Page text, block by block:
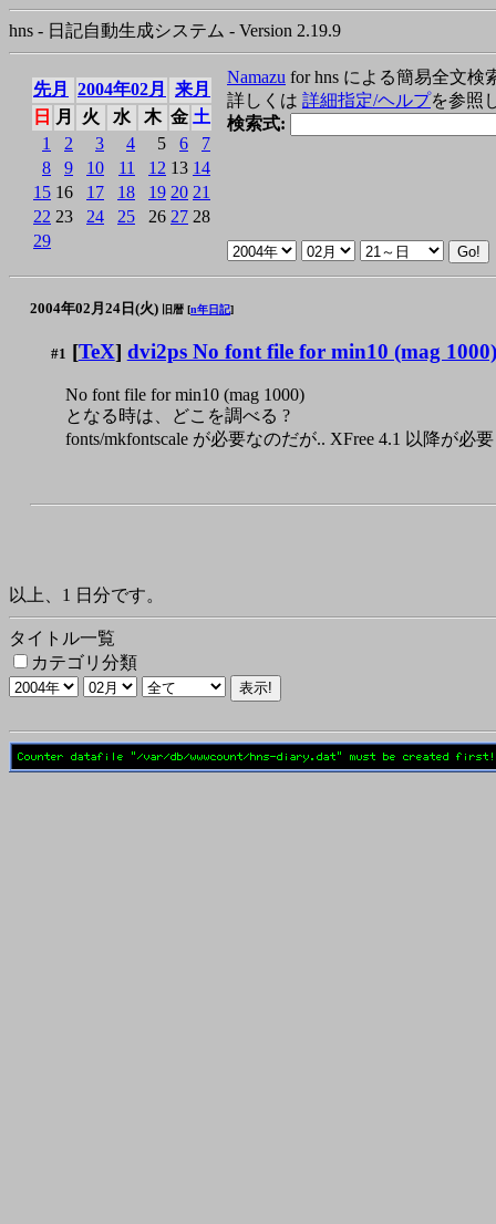
hns - 日記自動生成システム - Version 2.19.9
先月 2004年02月
来月
日
月 火 水 木 金 土
1
2 3 4 5 6
7
8
9 10 11 12 13 14
15 16 17 18 19 20 21
22 23 24 25 26 27 28
29
Namazu for hns による簡易全文検
詳しくは 詳細指定/ヘルプを参照
検索式:
2004年02月24日(火) 旧暦 [n年日記]
#1 [TeX] dvi2ps No font file for min10 (mag 1000)
No font file for min10 (mag 1000)
となる時は、どこを調べる ?
fonts/mkfontscale が必要なのだが.. XFree 4.1 以降が必要
以上、1 日分です。
タイトル一覧
カテゴリ分類